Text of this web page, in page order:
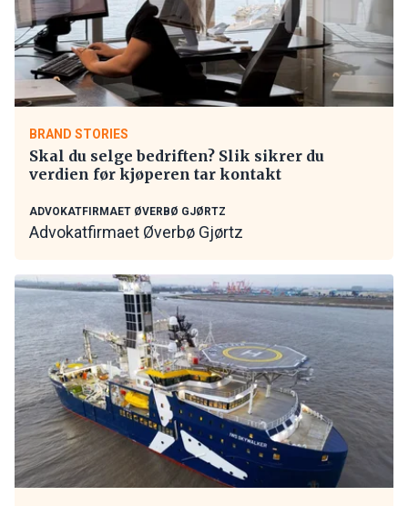
BRAND STORIES
Skal du selge bedriften? Slik sikrer du
verdien før kjøperen tar kontakt
ADVOKATFIRMAET ØVERBØ GJØRTZ
Advokatfirmaet Øverbø Gjørtz